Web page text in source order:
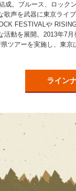
成。ブルース、ロック
歌声を武器に東京ライ
FESTIVALや
活動を展開。2013年7
ツアーを実施し、東京
ライン